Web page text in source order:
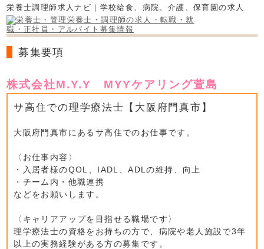
栄養士調理師求人ナビ｜学校給食、病院、介護、保育園の求人
募集要項
株式会社M.Y.Y MYYケアリング萱島
サ高住での理学療法士【大阪府門真市】
大阪府門真市にあるサ高住でのお仕事です。
〈お仕事内容〉
・入居者様のQOL、IADL、ADLの維持、向上
・チーム内・他職連携
などをお願いします。
〈キャリアアップを目指せる職場です〉
理学療法士の資格をお持ちの方で、病院や老人施設で3年
以上の実務経験がある方の募集です。